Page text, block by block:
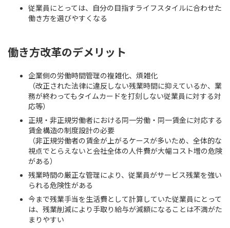
従業員にとっては、自分の目指すライフスタイルに合わせた
働き方を選びやすくなる
働き方改革のデメリット
企業側の労働時間管理の複雑化、煩雑化
（改正された法律に違反しない残業時間に抑えているか、業
務が終わってもタイムカードを打刻しない従業員に対する対
応等）
正規・非正規労働者における同一労働・同一賃金に対応する
賃金構造の制度設計の必要
（非正規労働者の賃金が上がるケースが多いため、全体的な
視点でとらえないと会社全体の人件費が大幅コスト増の危険
がある）
残業時間の厳正な管理により、従業員がサービス残業を強い
られる危険性がある
今まで残業手当を生活費として計算していた従業員にとって
は、残業削減により手取り給与が減額になることは不満がた
まりやすい